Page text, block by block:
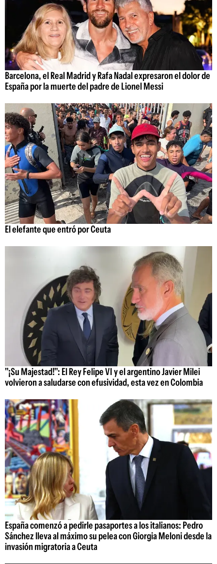
Barcelona, el Real Madrid y Rafa Nadal expresaron el dolor de
España por la muerte del padre de Lionel Messi
El elefante que entró por Ceuta
"¡Su Majestad!": El Rey Felipe VI y el argentino Javier Milei
volvieron a saludarse con efusividad, esta vez en Colombia
España comenzó a pedirle pasaportes a los italianos: Pedro
Sánchez lleva al máximo su pelea con Giorgia Meloni desde la
invasión migratoria a Ceuta